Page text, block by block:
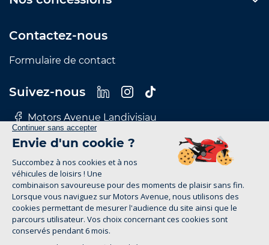
Contactez-nous
Formulaire de contact
Suivez-nous
Motors Avenue Landivisiau
Motors Avenue Le Mans
Motors Avenue Rennes
Motors Avenue Tours